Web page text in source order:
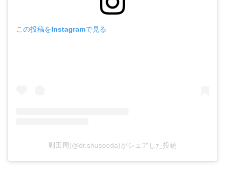
この投稿をInstagramで見る
副田周(@dr.shusoeda)がシェアした投稿